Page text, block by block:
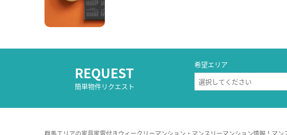
REQUEST
簡単物件リクエスト
希望エリア
群馬エリアの家具家電付きウィークリーマンション・マンスリーマンション情報！マ